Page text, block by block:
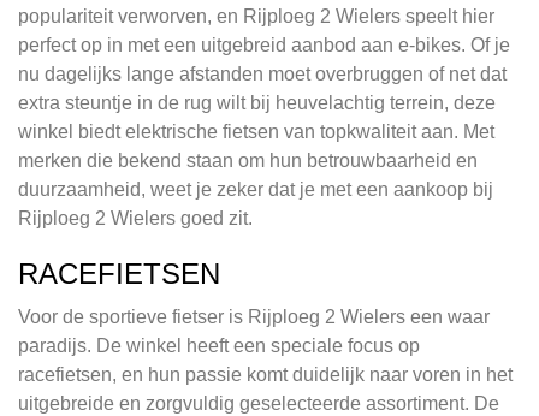
populariteit verworven, en Rijploeg 2 Wielers speelt hier
perfect op in met een uitgebreid aanbod aan e-bikes. Of je
nu dagelijks lange afstanden moet overbruggen of net dat
extra steuntje in de rug wilt bij heuvelachtig terrein, deze
winkel biedt elektrische fietsen van topkwaliteit aan. Met
merken die bekend staan om hun betrouwbaarheid en
duurzaamheid, weet je zeker dat je met een aankoop bij
Rijploeg 2 Wielers goed zit.
RACEFIETSEN
Voor de sportieve fietser is Rijploeg 2 Wielers een waar
paradijs. De winkel heeft een speciale focus op
racefietsen, en hun passie komt duidelijk naar voren in het
uitgebreide en zorgvuldig geselecteerde assortiment. De